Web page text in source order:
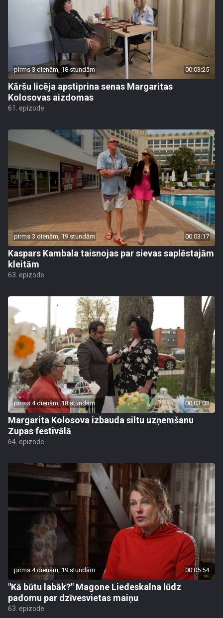
pirms 3 dienām, 18 stundām 00:03:25
Kāršu licēja apstiprina senas Margaritas
Kolosovas aizdomas
61. epizode
pirms 3 dienām, 19 stundām 00:03:17
Kaspars Kambala taisnojas par sievas saplēstajām
kleitām
63. epizode
pirms 4 dienām, 18 stundām 00:03:03
Margarita Kolosova izbauda siltu uzņemšanu
Zupas festivālā
64. epizode
pirms 4 dienām, 19 stundām 00:05:54
"Kā būtu labāk?" Magone Liedeskalna lūdz
padomu par dzīvesvietas maiņu
63. epizode